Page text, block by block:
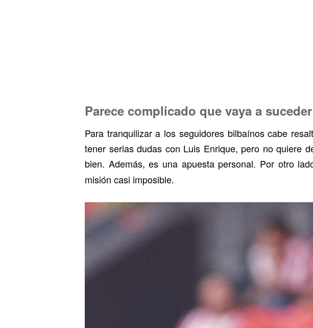
Parece complicado que vaya a
Para tranquilizar a los seguidores bilbaínos cabe
tener serias dudas con Luis Enrique, pero no quiere
bien. Además, es una apuesta personal. Por otro
misión casi imposible.